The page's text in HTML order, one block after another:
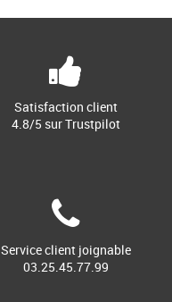
Satisfaction client
4.8/5 sur Trustpilot
Service client joignable
03.25.45.77.99